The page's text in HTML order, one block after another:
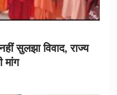
सुलझा विवाद, राज्य
मांग